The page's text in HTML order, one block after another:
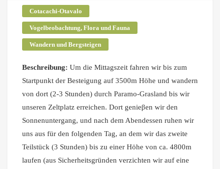
Cotacachi-Otavalo
Vogelbeobachtung, Flora und Fauna
Wandern und Bergsteigen
Beschreibung: Um die Mittagszeit fahren wir bis zum
Startpunkt der Besteigung auf 3500m Höhe und wandern
von dort (2-3 Stunden) durch Paramo-Grasland bis wir
unseren Zeltplatz erreichen. Dort genieβen wir den
Sonnenuntergang, und nach dem Abendessen ruhen wir
uns aus für den folgenden Tag, an dem wir das zweite
Teilstück (3 Stunden) bis zu einer Höhe von ca. 4800m
laufen (aus Sicherheitsgründen verzichten wir auf eine